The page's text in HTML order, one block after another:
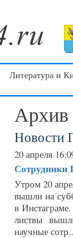
Литература и
Архив
Новости
20 апреля
Сотрудники
Утром 20
вышли на
в
листвы
научные